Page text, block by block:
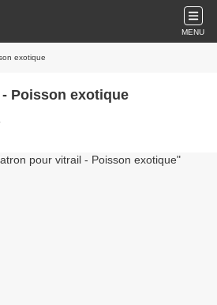
MENU
exotique
Poisson exotique